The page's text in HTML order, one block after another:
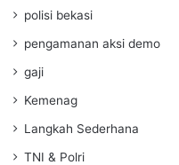
polisi bekasi
pengamanan aksi demo
gaji
Kemenag
Langkah Sederhana
TNI & Polri